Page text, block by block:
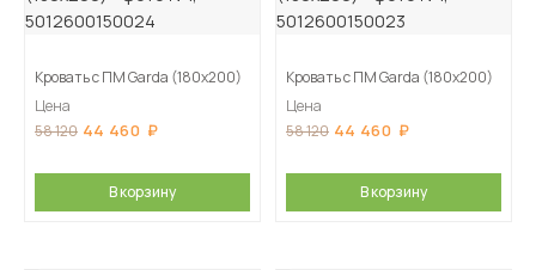
Кровать с ПМ Garda (180х200)
Цена
58 120 44 460
В корзину
Кровать с ПМ Garda (180х200)
Цена
58 120 44 460
В корзину